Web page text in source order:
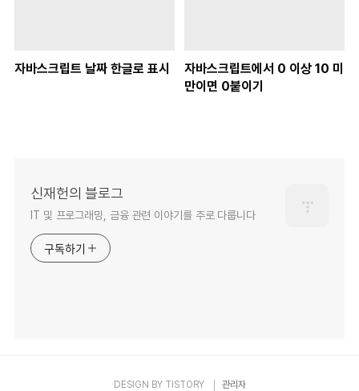
자바스크립트 날짜 한글로 표시
자바스크립트에서 0 이상 10 미
만이면 0붙이기
신재헌의 블로그
IT 및 프로그래밍, 금융 관련 이야기를 주로 다룹니다
구독하기
DESIGN BY TISTORY 관리자